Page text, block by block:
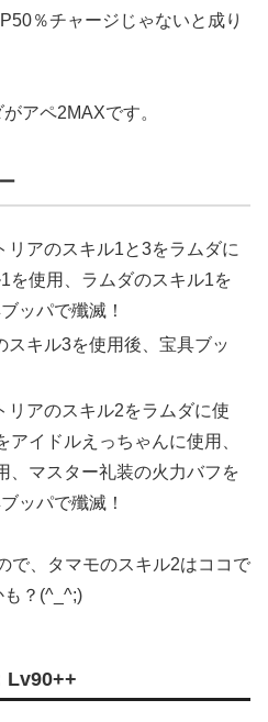
％チャージじゃないと成り
アペ2MAXです。
リアのスキル1と3をラムダに
を使用、ラムダのスキル1を
ッパで殲滅！
スキル3を使用後、宝具ブッ
リアのスキル2をラムダに使
アイドルえっちゃんに使用、
、マスター礼装の火力バフを
ッパで殲滅！
で、タマモのスキル2はココで
？(^_^;)
Lv90++